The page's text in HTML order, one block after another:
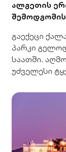
ალგეთის
გაექეცი
პარკი
საათში.
უძველესი